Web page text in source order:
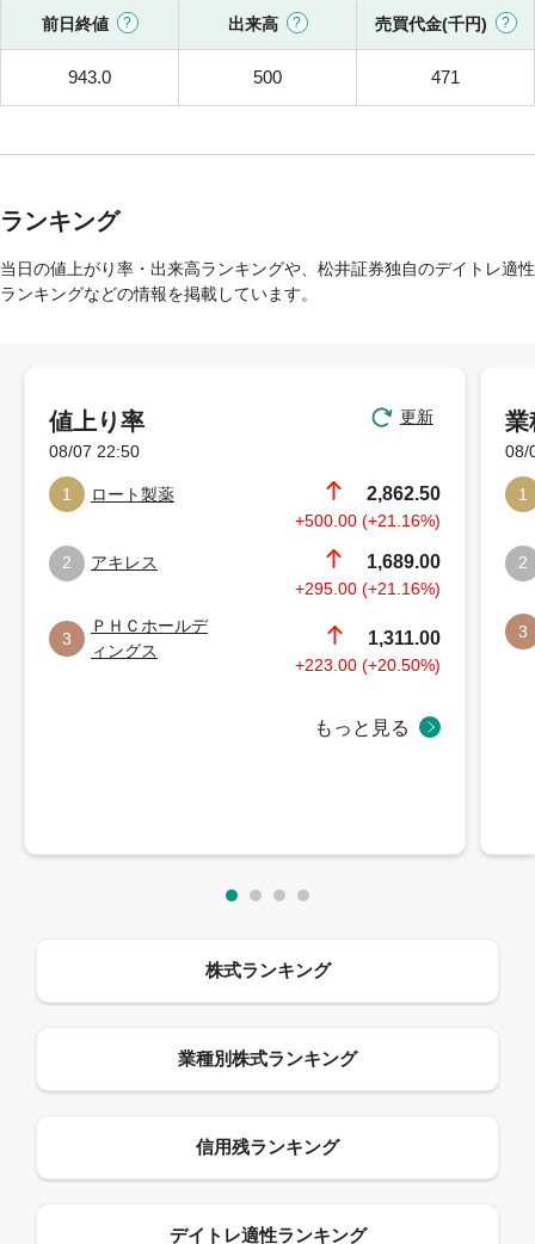
前日終値 出来高 売買代金(千円)
943.0 500 471
ランキング
当日の値上がり率・出来高ランキングや、松井証券独自のデイトレ適性
ランキングなどの情報を掲載しています。